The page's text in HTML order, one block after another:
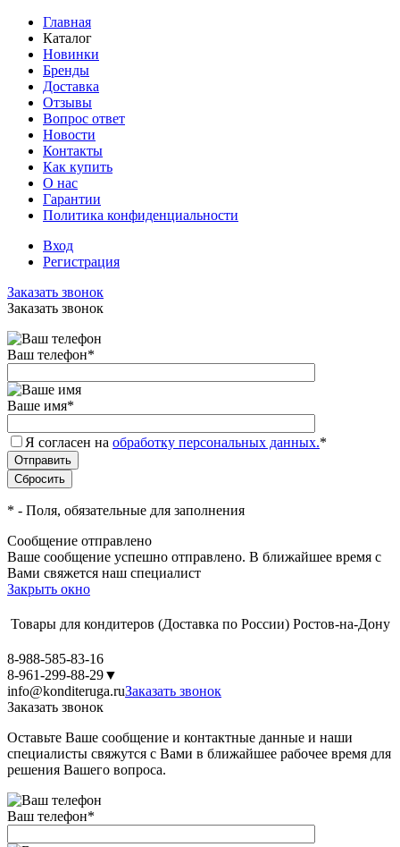
Главная
Каталог
Новинки
Бренды
Доставка
Отзывы
Вопрос ответ
Новости
Контакты
Как купить
О нас
Гарантии
Политика конфиденциальности
Вход
Регистрация
Заказать звонок
Заказать звонок
Ваш телефон*
Ваше имя*
Я согласен на обработку персональных данных.*
* - Поля, обязательные для заполнения
Сообщение отправлено
Ваше сообщение успешно отправлено. В ближайшее время с
Вами свяжется наш специалист
Закрыть окно
Товары для кондитеров (Доставка по России) Ростов-на-Дону
8-988-585-83-16
8-961-299-88-29▼
info@konditeruga.ruЗаказать звонок
Заказать звонок
Оставьте Ваше сообщение и контактные данные и наши
специалисты свяжутся с Вами в ближайшее рабочее время для
решения Вашего вопроса.
Ваш телефон*